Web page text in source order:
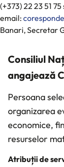
(+373) 22 23 51
email:
Banari, Secretar
Consiliul
angajează
Persoana
organizarea
economice,
resurselor
Atribuții de